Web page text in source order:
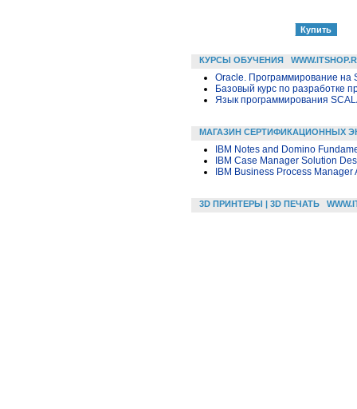
КУРСЫ ОБУЧЕНИЯ
Oracle. Программирование на
Базовый курс по разработке
Язык программирования
МАГАЗИН СЕРТИФИКАЦИОННЫХ
IBM Notes and Domino
IBM Case Manager Solution
IBM Business Process
3D ПРИНТЕРЫ | 3D ПЕЧАТЬ